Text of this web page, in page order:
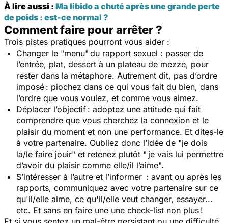
À lire aussi : Ma libido a chuté après une grande perte
de poids : est-ce normal ?
Comment faire pour arrêter ?
Trois pistes pratiques pourront vous aider :
Changer le "menu" du rapport sexuel : passer de
l’entrée, plat, dessert à un plateau de mezze, pour
rester dans la métaphore. Autrement dit, pas d’ordre
imposé : piochez dans ce qui vous fait du bien, dans
l’ordre que vous voulez, et comme vous aimez.
Déplacer l’objectif : adoptez une attitude qui fait
comprendre que vous cherchez la connexion et le
plaisir du moment et non une performance. Et dites-le
à votre partenaire. Oubliez donc l’idée de "je dois
la/le faire jouir" et retenez plutôt " je vais lui permettre
d’avoir du plaisir comme elle/il l’aime".
S’intéresser à l’autre et l’informer : avant ou après les
rapports, communiquez avec votre partenaire sur ce
qu'il/elle aime, ce qu'il/elle veut changer, essayer...
etc. Et sans en faire une une check-list non plus !